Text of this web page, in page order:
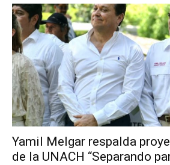
Yamil Melgar respalda
de la UNACH “Separando